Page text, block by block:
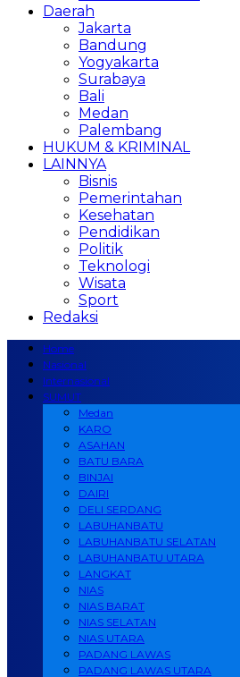
Daerah
Jakarta
Bandung
Yogyakarta
Surabaya
Bali
Medan
Palembang
HUKUM & KRIMINAL
LAINNYA
Bisnis
Pemerintahan
Kesehatan
Pendidikan
Politik
Teknologi
Wisata
Sport
Redaksi
Home
Nasional
Internasional
SUMUT
Medan
KARO
ASAHAN
BATU BARA
BINJAI
DAIRI
DELI SERDANG
LABUHANBATU
LABUHANBATU SELATAN
LABUHANBATU UTARA
LANGKAT
NIAS
NIAS BARAT
NIAS SELATAN
NIAS UTARA
PADANG LAWAS
PADANG LAWAS UTARA